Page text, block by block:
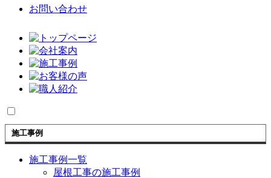
お問い合わせ
施工事例
施工事例一覧
屋根工事の施工事例